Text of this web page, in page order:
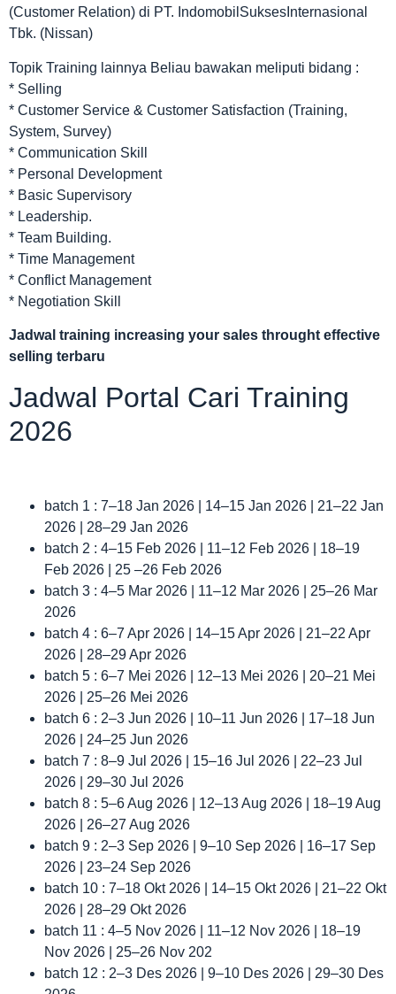
(Customer Relation) di PT. IndomobilSuksesInternasional
Tbk. (Nissan)
Topik Training lainnya Beliau bawakan meliputi bidang :
* Selling
* Customer Service & Customer Satisfaction (Training,
System, Survey)
* Communication Skill
* Personal Development
* Basic Supervisory
* Leadership.
* Team Building.
* Time Management
* Conflict Management
* Negotiation Skill
Jadwal training increasing your sales throught effective
selling terbaru
Jadwal Portal Cari Training
2026
batch 1 : 7–18 Jan 2026 | 14–15 Jan 2026 | 21–22 Jan
2026 | 28–29 Jan 2026
batch 2 : 4–15 Feb 2026 | 11–12 Feb 2026 | 18–19
Feb 2026 | 25 –26 Feb 2026
batch 3 : 4–5 Mar 2026 | 11–12 Mar 2026 | 25–26 Mar
2026
batch 4 : 6–7 Apr 2026 | 14–15 Apr 2026 | 21–22 Apr
2026 | 28–29 Apr 2026
batch 5 : 6–7 Mei 2026 | 12–13 Mei 2026 | 20–21 Mei
2026 | 25–26 Mei 2026
batch 6 : 2–3 Jun 2026 | 10–11 Jun 2026 | 17–18 Jun
2026 | 24–25 Jun 2026
batch 7 : 8–9 Jul 2026 | 15–16 Jul 2026 | 22–23 Jul
2026 | 29–30 Jul 2026
batch 8 : 5–6 Aug 2026 | 12–13 Aug 2026 | 18–19 Aug
2026 | 26–27 Aug 2026
batch 9 : 2–3 Sep 2026 | 9–10 Sep 2026 | 16–17 Sep
2026 | 23–24 Sep 2026
batch 10 : 7–18 Okt 2026 | 14–15 Okt 2026 | 21–22 Okt
2026 | 28–29 Okt 2026
batch 11 : 4–5 Nov 2026 | 11–12 Nov 2026 | 18–19
Nov 2026 | 25–26 Nov 202
batch 12 : 2–3 Des 2026 | 9–10 Des 2026 | 29–30 Des